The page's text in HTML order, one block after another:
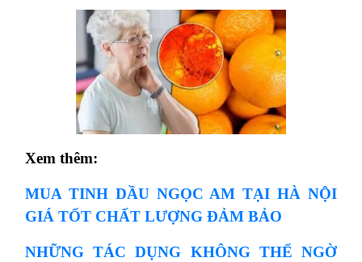
Xem thêm:
MUA TINH DẦU NGỌC AM TẠI HÀ NỘI
GIÁ TỐT CHẤT LƯỢNG ĐẢM BẢO
NHỮNG TÁC DỤNG KHÔNG THỂ NGỜ